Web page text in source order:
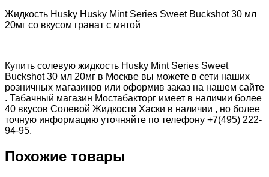
Жидкость Husky Husky Mint Series Sweet Buckshot 30 мл
20мг со вкусом гранат с мятой
Купить солевую жидкость Husky Mint Series Sweet
Buckshot 30 мл 20мг в Москве вы можете в сети наших
розничных магазинов или оформив заказ на нашем сайте
. Табачный магазин Мостабакторг имеет в наличии более
40 вкусов Солевой Жидкости Хаски в наличии , но более
точную информацию уточняйте по телефону +7(495) 222-
94-95.
Похожие товары